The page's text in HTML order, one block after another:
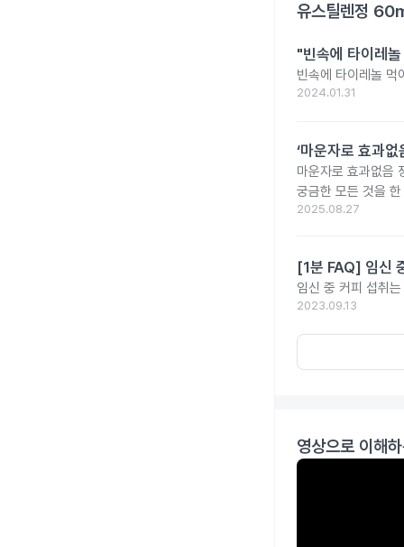
유스틸렌정
"빈속에 타이레
빈속에 타이레놀 먹
2024.01.31
‘마운자로 효과
마운자로 효과없음
궁금한 모든 것을
2025.08.27
[1분 FAQ] 임신
임신 중 커피 섭취
2023.09.13
영상으로 이해